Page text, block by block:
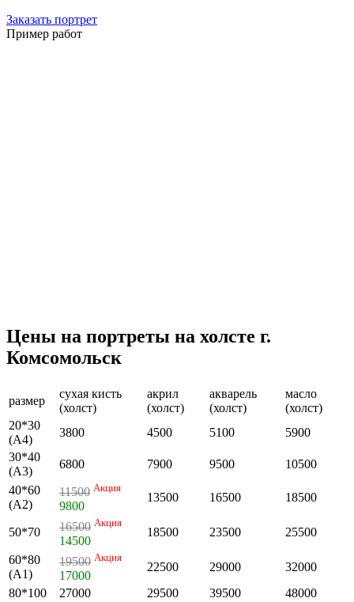
Заказать портрет
Пример работ
Цены на портреты на холсте г.
Комсомольск
размер
сухая кисть
(холст)
акрил
(холст)
акварель
(холст)
масло
(холст)
20*30
(А4)
3800 4500 5100
5900
30*40
(А3)
6800 7900 9500
10500
40*60
(А2)
11500 Акция
9800
13500 16500 18500
50*70 16500 Акция
14500
18500 23500 25500
60*80
(А1)
19500 Акция
17000
22500 29000
32000
80*100
27000 29500 39500 48000